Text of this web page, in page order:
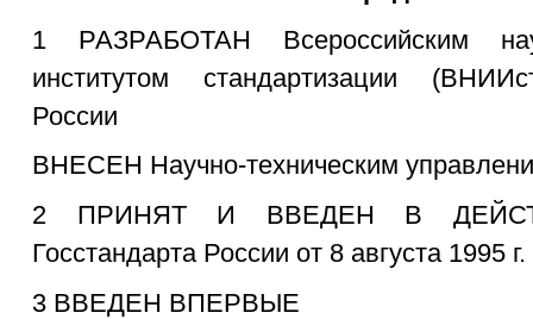
1 РАЗРАБОТАН Всероссийским
институтом стандартизации
России
ВНЕСЕН Научно-техническим
2 ПРИНЯТ И ВВЕДЕН В
Госстандарта России от 8 августа 1995
3 ВВЕДЕН ВПЕРВЫЕ